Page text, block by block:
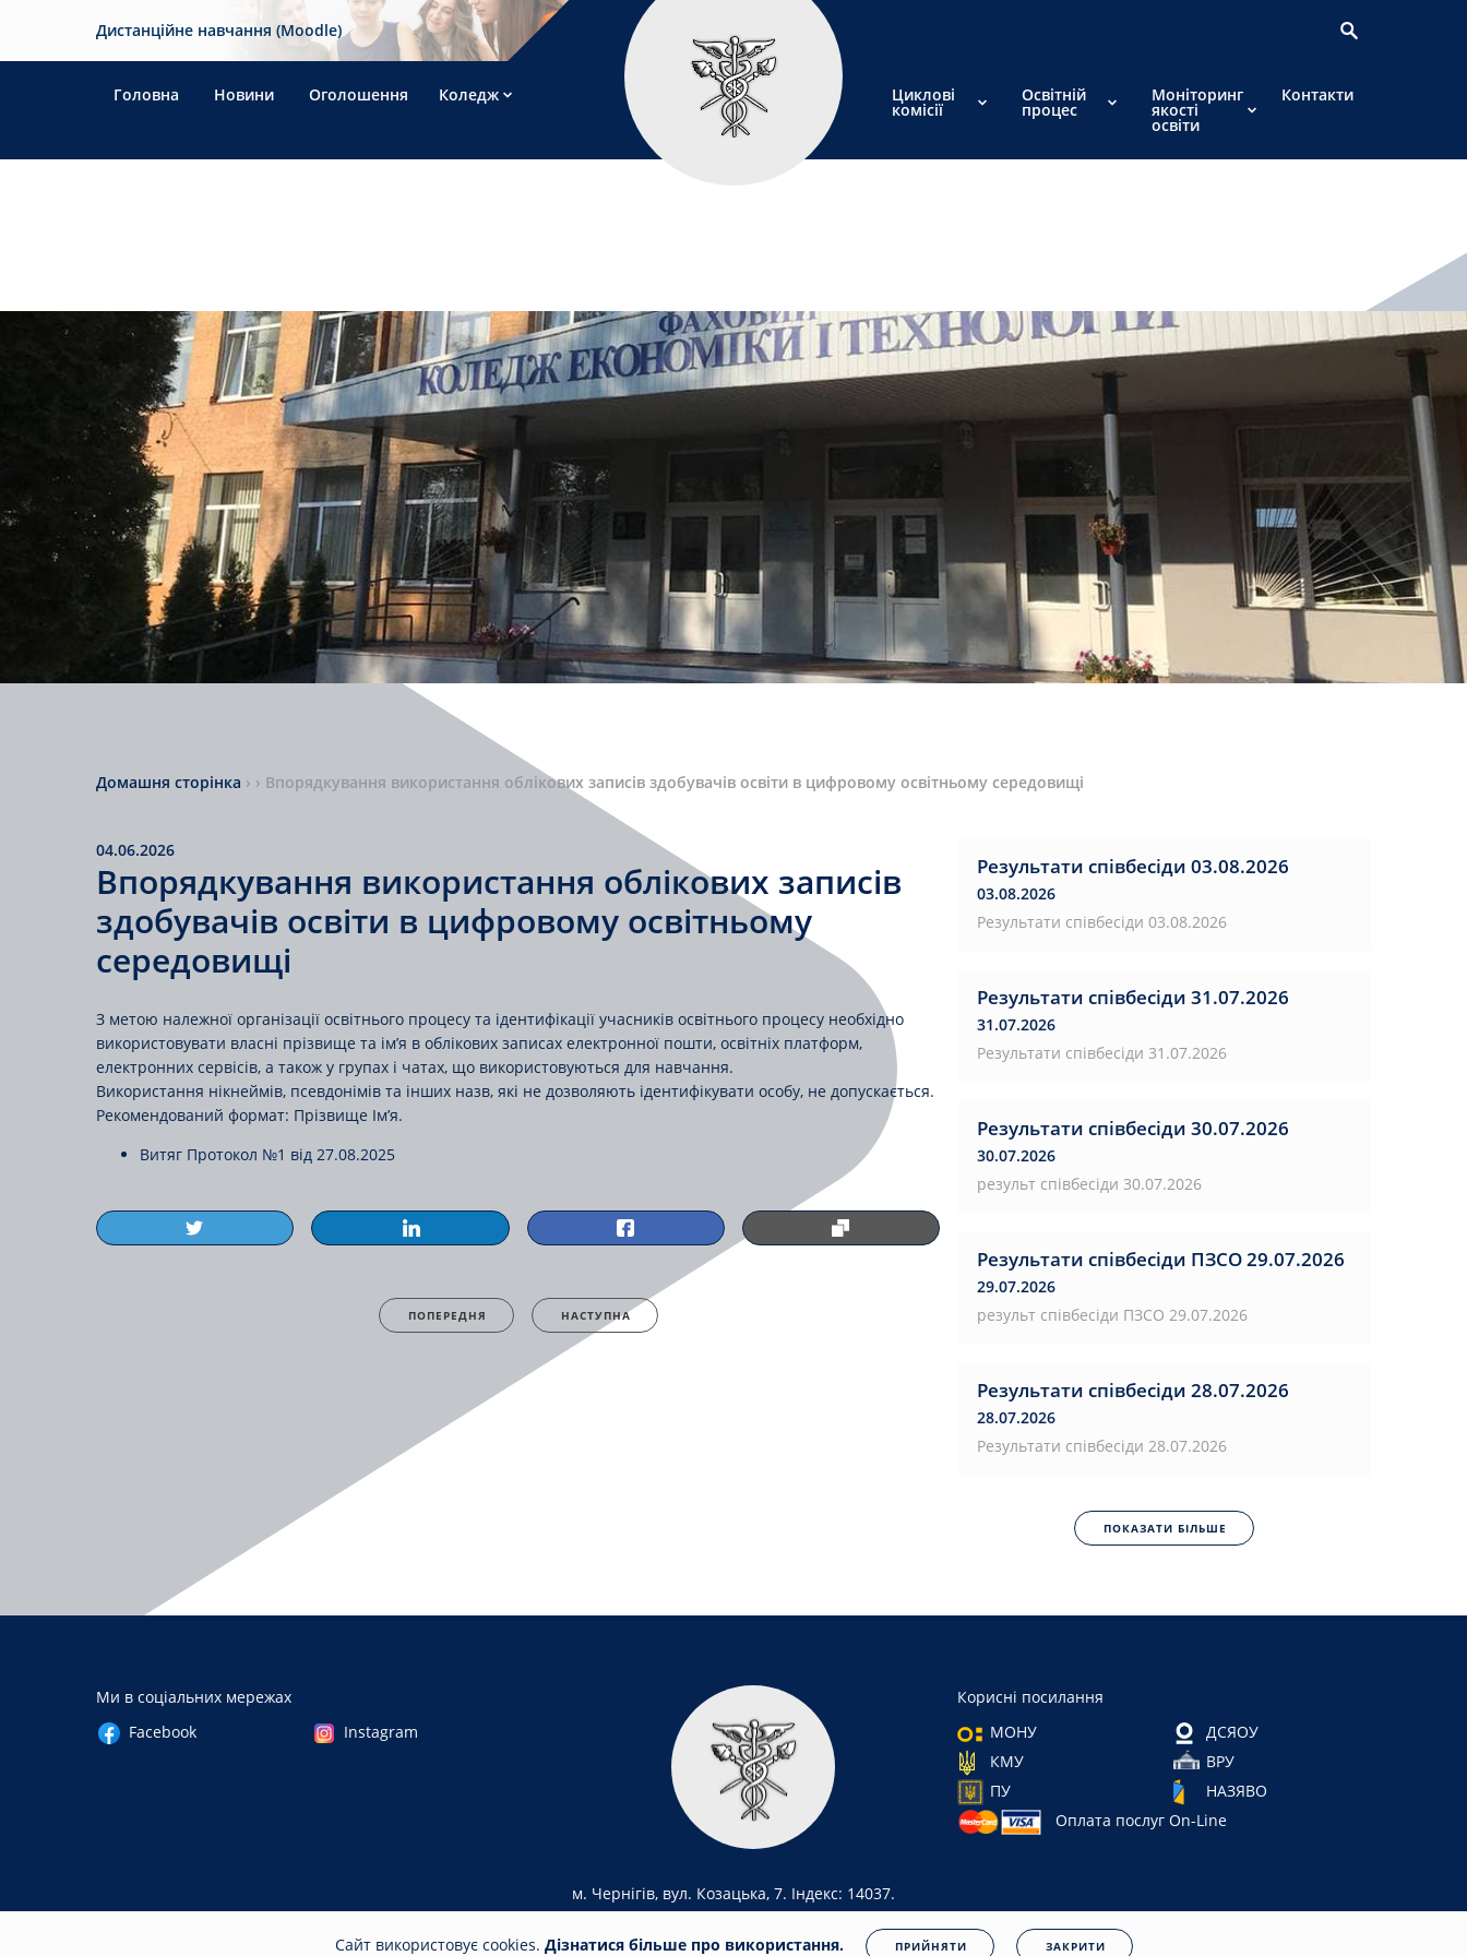
Дистанційне навчання (Moodle)
Головна Новини Оголошення Коледж Циклові
комісії
Освітній
процес
Моніторинг
якості
освіти
Контакти
Домашня сторінка › › Впорядкування використання облікових записів здобувачів освіти в цифровому освітньому середовищі
04.06.2026
Впорядкування використання облікових записів
здобувачів освіти в цифровому освітньому
середовищі
З метою належної організації освітнього процесу та ідентифікації учасників освітнього процесу необхідно
використовувати власні прізвище та ім’я в облікових записах електронної пошти, освітніх платформ,
електронних сервісів, а також у групах і чатах, що використовуються для навчання.
Використання нікнеймів, псевдонімів та інших назв, які не дозволяють ідентифікувати особу, не допускається.
Рекомендований формат: Прізвище Ім’я.
Витяг Протокол №1 від 27.08.2025
ПОПЕРЕДНЯ НАСТУПНА
Результати співбесіди 03.08.2026
03.08.2026
Результати співбесіди 03.08.2026
Результати співбесіди 31.07.2026
31.07.2026
Результати співбесіди 31.07.2026
Результати співбесіди 30.07.2026
30.07.2026
результ співбесіди 30.07.2026
Результати співбесіди ПЗСО 29.07.2026
29.07.2026
результ співбесіди ПЗСО 29.07.2026
Результати співбесіди 28.07.2026
28.07.2026
Результати співбесіди 28.07.2026
ПОКАЗАТИ БІЛЬШЕ
Ми в соціальних мережах
Facebook
Instagram
Корисні посилання
МОНУ
ДСЯОУ
КМУ
ВРУ
ПУ
НАЗЯВО
Оплата послуг On-Line
м. Чернігів, вул. Козацька, 7. Індекс: 14037.
Сайт використовує cookies. Дізнатися більше про використання. ПРИЙНЯТИ ЗАКРИТИ